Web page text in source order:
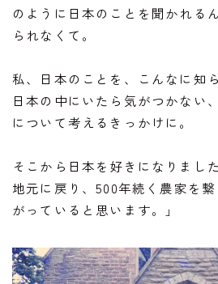
のように日本のことを聞かれる
られなくて。
私、日本のことを、こんなに知
日本の中にいたら気がつかない
について考えるきっかけに。
そこから日本を好きになりまし
地元に戻り、500年続く農家を
がっていると思います。」